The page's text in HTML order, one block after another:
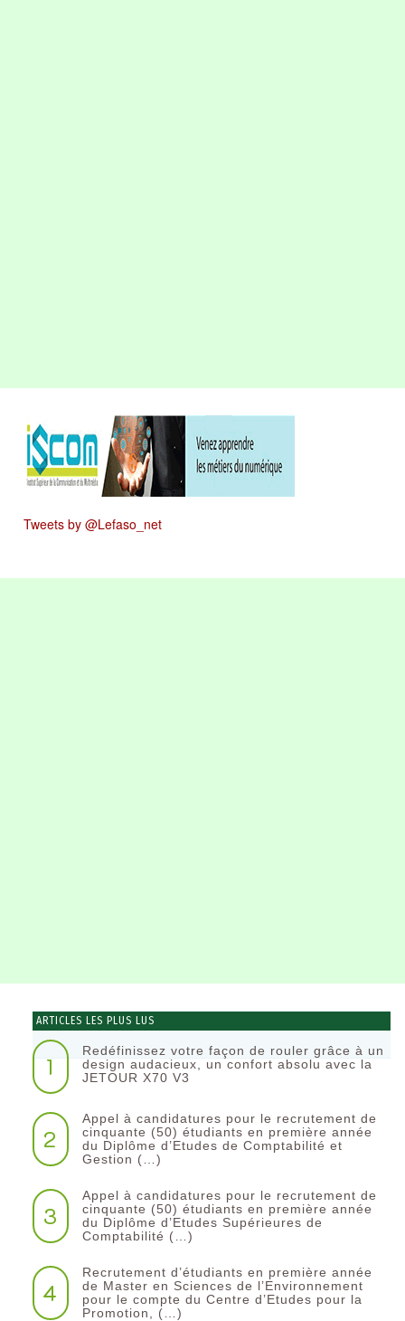
Tweets by @Lefaso_net
ARTICLES LES PLUS LUS
1
Redéfinissez votre façon de rouler grâce à un
design audacieux, un confort absolu avec la
JETOUR X70 V3
2
Appel à candidatures pour le recrutement de
cinquante (50) étudiants en première année
du Diplôme d’Etudes de Comptabilité et
Gestion (…)
3
Appel à candidatures pour le recrutement de
cinquante (50) étudiants en première année
du Diplôme d’Etudes Supérieures de
Comptabilité (…)
4
Recrutement d’étudiants en première année
de Master en Sciences de l’Environnement
pour le compte du Centre d’Etudes pour la
Promotion, (…)